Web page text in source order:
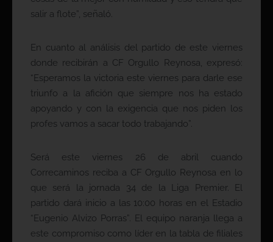
salir a flote”, señaló.
En cuanto al análisis del partido de este viernes
donde recibirán a CF Orgullo Reynosa, expresó:
“Esperamos la victoria este viernes para darle ese
triunfo a la afición que siempre nos ha estado
apoyando y con la exigencia que nos piden los
profes vamos a sacar todo trabajando”.
Será este viernes 26 de abril cuando
Correcaminos reciba a CF Orgullo Reynosa en lo
que será la jornada 34 de la Liga Premier. El
partido dará inicio a las 10:00 horas en el Estadio
“Eugenio Alvizo Porras”. El equipo naranja llega a
este compromiso como líder en la tabla de filiales